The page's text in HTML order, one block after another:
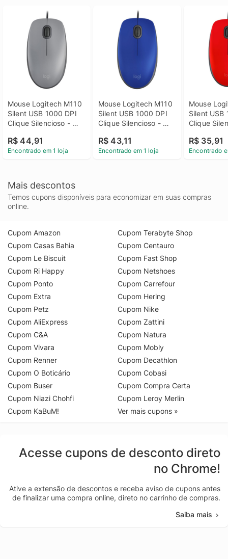
Mouse Logitech M110
Silent USB 1000 DPI
Clique Silencioso -
R$ 44,91
Encontrado em 1 loja
Mouse Logitech M110
Silent USB 1000 DPI
Clique Silencioso -
R$ 43,11
Encontrado em 1 loja
Mouse
Silent USB
Clique
R$ 35,91
Encontrado
Mais descontos
Temos cupons disponíveis para economizar em suas compras
online.
Cupom Amazon
Cupom Casas Bahia
Cupom Le Biscuit
Cupom Ri Happy
Cupom Ponto
Cupom Extra
Cupom Petz
Cupom AliExpress
Cupom C&A
Cupom Vivara
Cupom Renner
Cupom O Boticário
Cupom Buser
Cupom Niazi Chohfi
Cupom KaBuM!
Cupom Terabyte Shop
Cupom Centauro
Cupom Fast Shop
Cupom Netshoes
Cupom Carrefour
Cupom Hering
Cupom Nike
Cupom Zattini
Cupom Natura
Cupom Mobly
Cupom Decathlon
Cupom Cobasi
Cupom Compra Certa
Cupom Leroy Merlin
Ver mais cupons »
Acesse cupons de desconto direto
no Chrome!
Ative a extensão de descontos e receba aviso de cupons antes
de finalizar uma compra online, direto no carrinho de compras.
Saiba mais